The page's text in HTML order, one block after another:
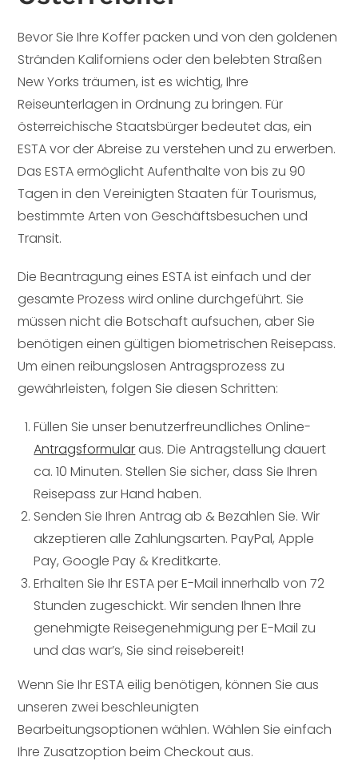
Bevor Sie Ihre Koffer packen und von den goldenen
Stränden Kaliforniens oder den belebten Straßen
New Yorks träumen, ist es wichtig, Ihre
Reiseunterlagen in Ordnung zu bringen. Für
österreichische Staatsbürger bedeutet das, ein
ESTA vor der Abreise zu verstehen und zu erwerben.
Das ESTA ermöglicht Aufenthalte von bis zu 90
Tagen in den Vereinigten Staaten für Tourismus,
bestimmte Arten von Geschäftsbesuchen und
Transit.
Die Beantragung eines ESTA ist einfach und der
gesamte Prozess wird online durchgeführt. Sie
müssen nicht die Botschaft aufsuchen, aber Sie
benötigen einen gültigen biometrischen Reisepass.
Um einen reibungslosen Antragsprozess zu
gewährleisten, folgen Sie diesen Schritten:
Füllen Sie unser benutzerfreundliches Online-
Antragsformularaus. Die Antragstellung dauert
ca. 10 Minuten. Stellen Sie sicher, dass Sie Ihren
Reisepass zur Hand haben.
Senden Sie Ihren Antrag ab & Bezahlen Sie. Wir
akzeptieren alle Zahlungsarten. PayPal, Apple
Pay, Google Pay & Kreditkarte.
Erhalten Sie Ihr ESTA per E-Mail innerhalb von 72
Stunden zugeschickt. Wir senden Ihnen Ihre
genehmigte Reisegenehmigung per E-Mail zu
und das war’s, Sie sind reisebereit!
Wenn Sie Ihr ESTA eilig benötigen, können Sie aus
unseren zwei beschleunigten
Bearbeitungsoptionen wählen. Wählen Sie einfach
Ihre Zusatzoption beim Checkout aus.